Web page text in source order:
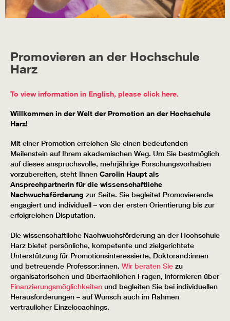
Promovieren an der Hochschule
Harz
To view information in English, please click here.
Willkommen in der Welt der Promotion an der Hochschule
Harz!
Mit einer Promotion erreichen Sie einen bedeutenden
Meilenstein auf Ihrem akademischen Weg. Um Sie bestmöglich
auf dieses anspruchsvolle, mehrjährige Forschungsvorhaben
vorzubereiten, steht Ihnen Carolin Haupt als
Ansprechpartnerin für die wissenschaftliche
Nachwuchsförderung zur Seite. Sie begleitet Promovierende
engagiert und individuell – von der ersten Orientierung bis zur
erfolgreichen Disputation.
Die wissenschaftliche Nachwuchsförderung an der Hochschule
Harz bietet persönliche, kompetente und zielgerichtete
Unterstützung für Promotionsinteressierte, Doktorand:innen
und betreuende Professor:innen. Wir beraten Sie zu
organisatorischen und überfachlichen Fragen, informieren über
Finanzierungsmöglichkeiten und begleiten Sie bei individuellen
Herausforderungen – auf Wunsch auch im Rahmen
vertraulicher Einzelcoachings.